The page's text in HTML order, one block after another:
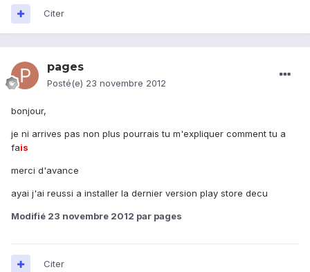
Citer
pages
Posté(e) 23 novembre 2012
bonjour,
je ni arrives pas non plus pourrais tu m'expliquer comment tu a
fais
merci d'avance
ayai j'ai reussi a installer la dernier version play store decu
Modifié 23 novembre 2012 par pages
Citer